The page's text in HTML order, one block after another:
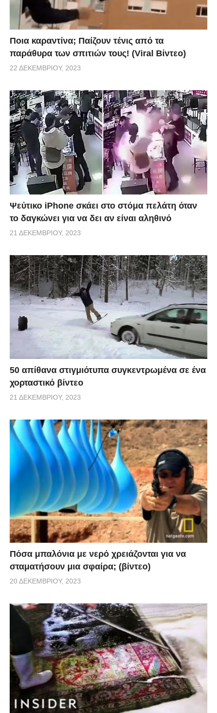
τηγανητής πατάτας και της σαλάτας ως προς την
διατροφική τους αξία.
ellinikahoaxes
Ποια καραντίνα; Παίζουν τένις από τα
παράθυρα των σπιτιών τους! (Viral Βίντεο)
22 ΔΕΚΕΜΒΡΊΟΥ, 2023
Ψεύτικο iPhone σκάει στο στόμα πελάτη όταν
το δαγκώνει για να δει αν είναι αληθινό
21 ΔΕΚΕΜΒΡΊΟΥ, 2023
50 απίθανα στιγμιότυπα συγκεντρωμένα σε ένα
χορταστικό βίντεο
21 ΔΕΚΕΜΒΡΊΟΥ, 2023
Πόσα μπαλόνια με νερό χρειάζονται για να
σταματήσουν μια σφαίρα; (βίντεο)
20 ΔΕΚΕΜΒΡΊΟΥ, 2023